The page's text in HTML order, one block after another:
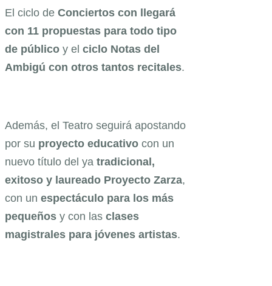
El ciclo de Conciertos con llegará
con 11 propuestas para todo tipo
de público y el ciclo Notas del
Ambigú con otros tantos recitales.
Además, el Teatro seguirá apostando
por su proyecto educativo con un
nuevo título del ya tradicional,
exitoso y laureado Proyecto Zarza,
con un espectáculo para los más
pequeños y con las clases
magistrales para jóvenes artistas.